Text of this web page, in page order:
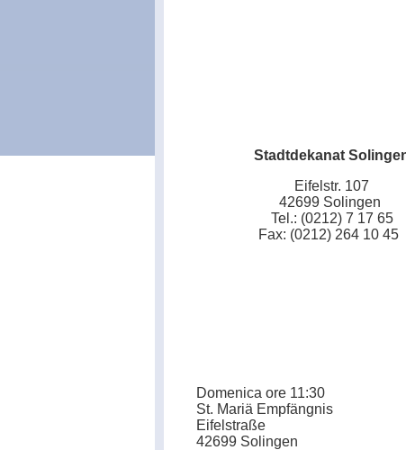
Stadtdekanat
Eifelstr. 107
42699 Solingen
Tel.: (0212) 7 17 65
Fax: (0212) 264 10 45
Domenica ore 11:30
St. Mariä Empfängnis
Eifelstraße
42699 Solingen